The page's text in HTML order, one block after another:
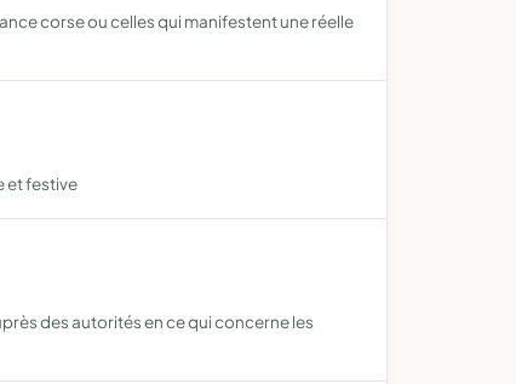
corse ou celles qui manifestent une réelle
et festive
des autorités en ce qui concerne les